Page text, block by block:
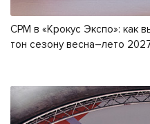
CPM в «Крокус Экспо»: как
тон сезону весна–лето